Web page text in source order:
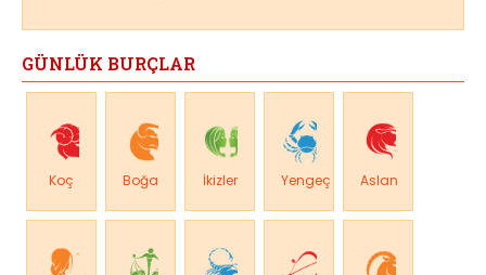
GÜNLÜK BURÇLAR
Koç Boğa İkizler Yengeç Aslan